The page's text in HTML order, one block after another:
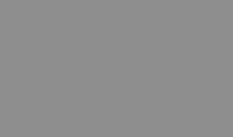
и сомнительных лайфхаков
что не всё, что поднимается на вершину
итоге оправдывает ожидания. В то же
ухода за кожей, которые играют важную
должное внимание. Возьмем, к
кажется сухой или стянутой, велика
в пантеноле. Пантенол,
кремов, сывороток, бальзамов